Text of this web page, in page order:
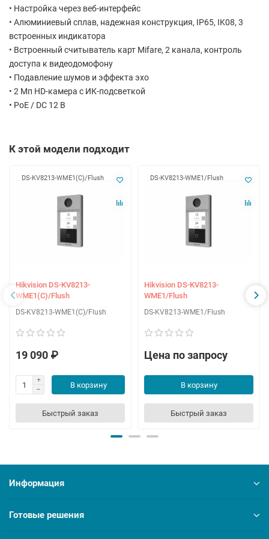
• Настройка через веб-интерфейс
• Алюминиевый сплав, надежная конструкция, IP65, IK08, 3
встроенных индикатора
• Встроенный считыватель карт Mifare, 2 канала, контроль
доступа к видеодомофону
• Подавление шумов и эффекта эхо
• 2 Мп HD-камера с ИК-подсветкой
• PoE / DC 12 В
К этой модели подходит
DS-KV8213-WME1(C)/Flush
Hikvision DS-KV8213-
WME1(C)/Flush
DS-KV8213-WME1(C)/Flush
19 090 ₽
В корзину
Быстрый заказ
DS-KV8213-WME1/Flush
Hikvision DS-KV8213-
WME1/Flush
DS-KV8213-WME1/Flush
Цена по запросу
В корзину
Быстрый заказ
Информация
Готовые решения